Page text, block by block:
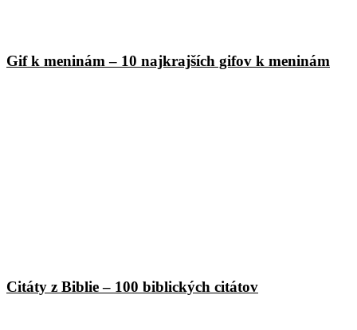
Gif k meninám – 10 najkrajších gifov k meninám
Citáty z Biblie – 100 biblických citátov